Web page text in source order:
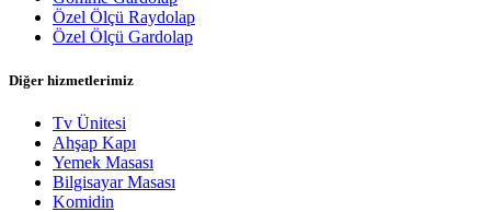
Özel Ölçü Raydolap
Özel Ölçü Gardolap
Diğer hizmetlerimiz
Tv Ünitesi
Ahşap Kapı
Yemek Masası
Bilgisayar Masası
Komidin